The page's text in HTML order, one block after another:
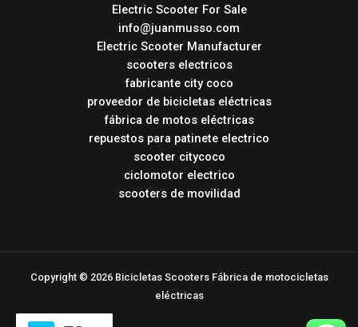
Electric Scooter For Sale
info@juanmusso.com
Electric Scooter Manufacturer
scooters electricos
fabricante city coco
proveedor de bicicletas eléctricas
fábrica de motos eléctricas
repuestos para patinete electrico
scooter citycoco
ciclomotor electrico
scooters de movilidad
Copyright © 2026 Bicicletas Scooters Fábrica de motocicletas
eléctricas